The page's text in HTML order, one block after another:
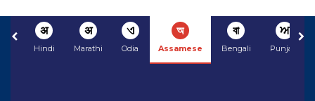
अ
Hindi
अ
Marathi
ଏ
Odia
অ
Assamese
বা
Bengali
ਅ
Punjabi